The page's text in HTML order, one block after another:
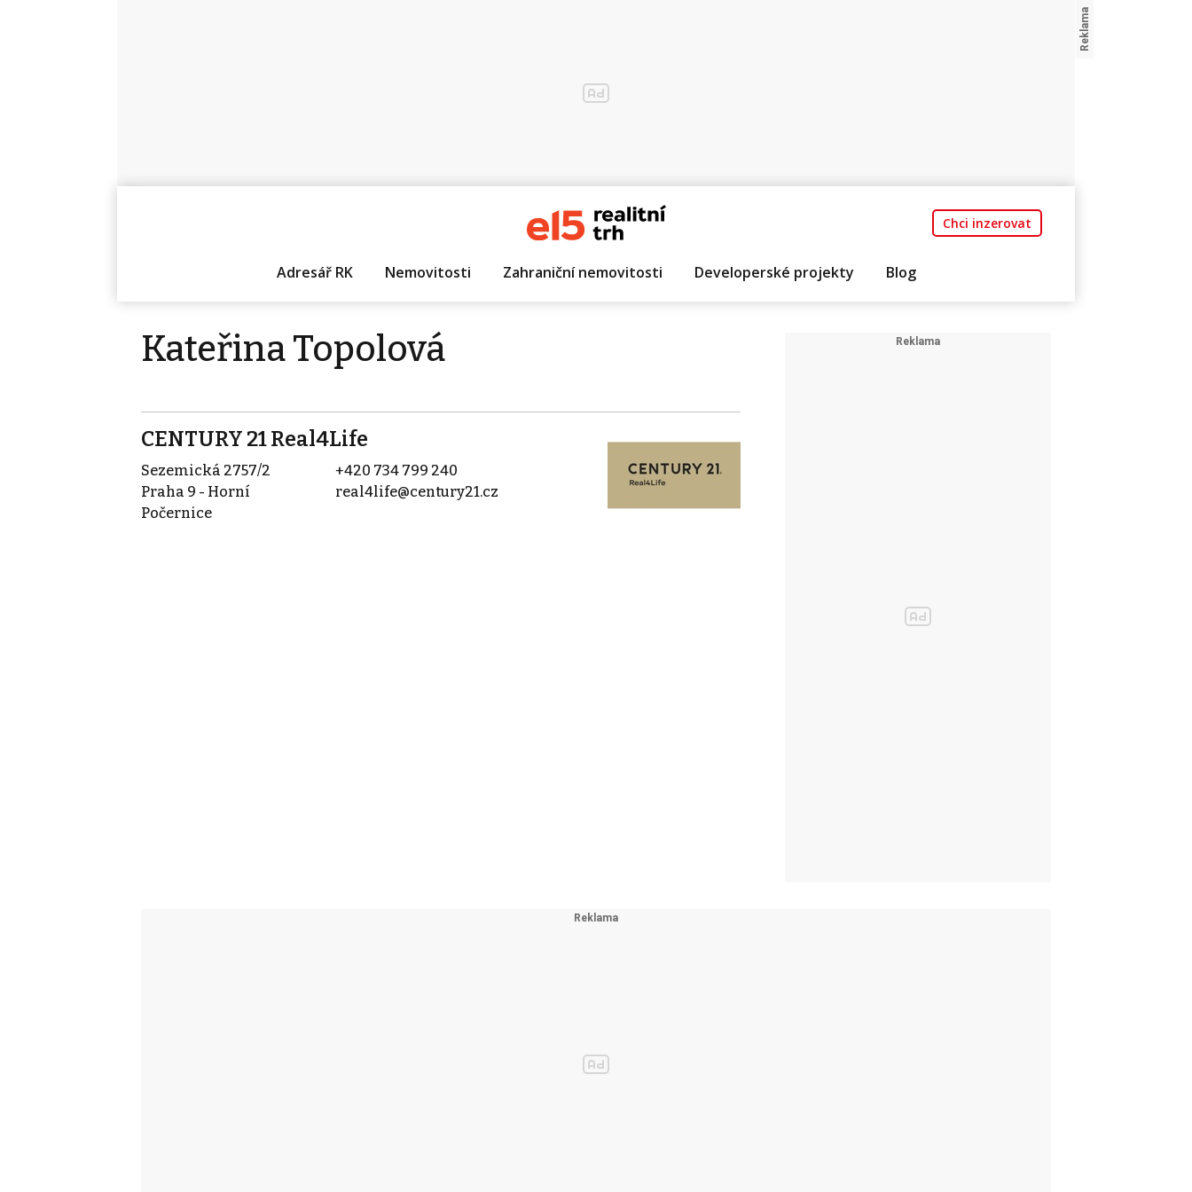
Chci inzerovat
Adresář RK Nemovitosti Zahraniční nemovitosti Developerské projekty Blog
Kateřina Topolová
CENTURY 21 Real4Life
Sezemická 2757/2
Praha 9 - Horní
Počernice
+420 734 799 240
real4life@century21.cz